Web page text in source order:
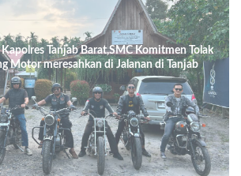
Tanjab Barat,SMC Komitmen Tolak
Motor meresahkan di Jalanan di Tanjab
Barat.